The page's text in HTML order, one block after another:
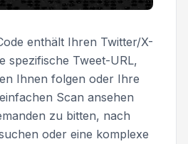
enthält Ihren Twitter/X-
spezifische Tweet-URL,
Ihnen folgen oder Ihre
Scan ansehen
zu bitten, nach
oder eine komplexe